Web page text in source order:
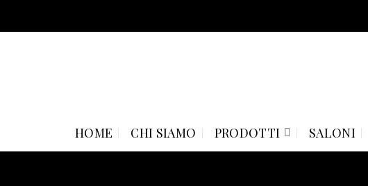
HOME CHI SIAMO PRODOTTI SALONI